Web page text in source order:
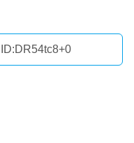
ID:DR54tc8+0